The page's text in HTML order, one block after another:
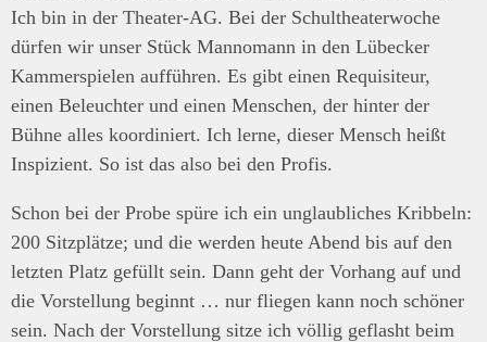
Ich bin in der Theater-AG. Bei der Schultheaterwoche
dürfen wir unser Stück Mannomann in den Lübecker
Kammerspielen aufführen. Es gibt einen Requisiteur,
einen Beleuchter und einen Menschen, der hinter der
Bühne alles koordiniert. Ich lerne, dieser Mensch heißt
Inspizient. So ist das also bei den Profis.
Schon bei der Probe spüre ich ein unglaubliches Kribbeln:
200 Sitzplätze; und die werden heute Abend bis auf den
letzten Platz gefüllt sein. Dann geht der Vorhang auf und
die Vorstellung beginnt … nur fliegen kann noch schöner
sein. Nach der Vorstellung sitze ich völlig geflasht beim